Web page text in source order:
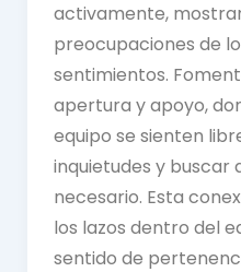
activamente,
preocupaciones de
sentimientos.
apertura y apoyo,
equipo se sienten
inquietudes y buscar
necesario. Esta
los lazos dentro del
sentido de